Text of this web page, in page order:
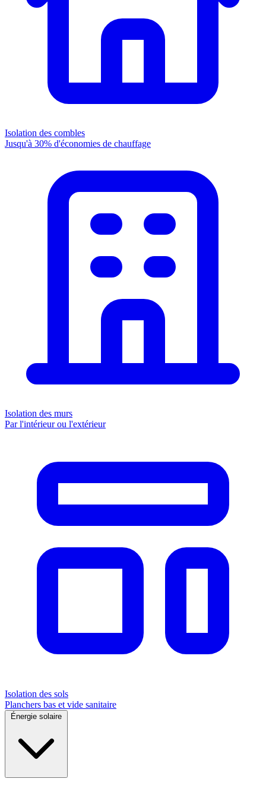
Isolation des combles
Jusqu'à 30% d'économies de chauffage
Isolation des murs
Par l'intérieur ou l'extérieur
Isolation des sols
Planchers bas et vide sanitaire